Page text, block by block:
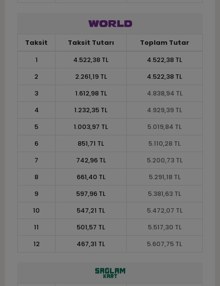
Taksit Taksit Tutarı
Toplam Tutar
1
4.522,38 TL
4.522,38 TL
2
2.261,19 TL
4.522,38 TL
3
1.612,98 TL
4.838,94 TL
4
1.232,35 TL
4.929,39 TL
5
1.003,97 TL
5.019,84 TL
6
851,71 TL
5.110,28 TL
7
742,96 TL
5.200,73 TL
8
661,40 TL
5.291,18 TL
9
597,96 TL
5.381,63 TL
10
547,21 TL
5.472,07 TL
11
501,57 TL
5.517,30 TL
12
467,31 TL 5.607,75 TL